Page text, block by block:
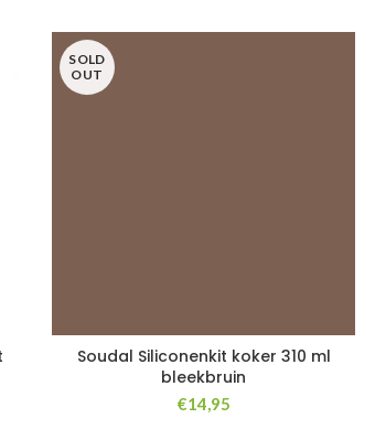
SOLD
OUT
Soudal Siliconenkit koker 310 ml
bleekbruin
€14,95